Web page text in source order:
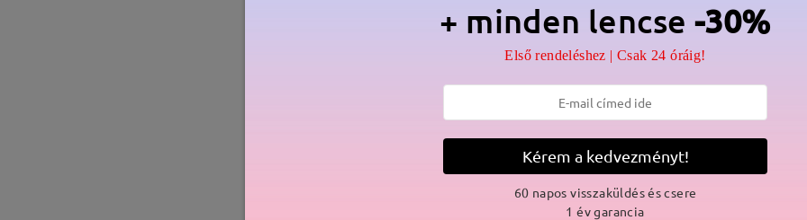
+ minden lencse -30%
Első rendeléshez | Csak 24 óráig!
Kérem a kedvezményt!
60 napos visszaküldés és csere
1 év garancia